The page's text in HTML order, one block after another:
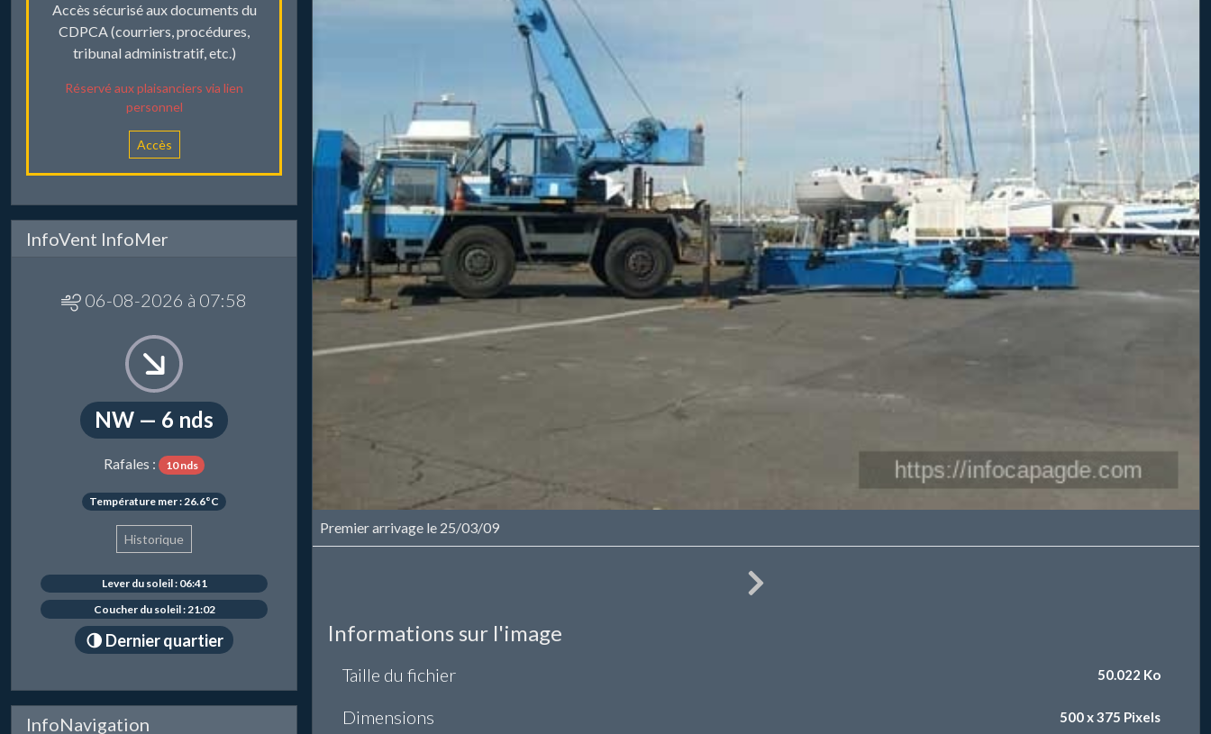
Accès sécurisé aux documents du
CDPCA (courriers, procédures,
tribunal administratif, etc.)
Réservé aux plaisanciers via lien
personnel
Accès
InfoVent InfoMer
06-08-2026 à 07:58
NW — 6 nds
Rafales : 10 nds
Température mer : 26.6°C
Historique
Lever du soleil : 06:41
Coucher du soleil : 21:02
🌗 Dernier quartier
InfoNavigation
Premier arrivage le 25/03/09
Informations sur l'image
Taille du fichier 50.022 Ko
Dimensions 500 x 375 Pixels